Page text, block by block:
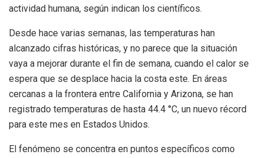
actividad humana, según indican los científicos.
Desde hace varias semanas, las temperaturas han
alcanzado cifras históricas, y no parece que la situación
vaya a mejorar durante el fin de semana, cuando el calor se
espera que se desplace hacia la costa este. En áreas
cercanas a la frontera entre California y Arizona, se han
registrado temperaturas de hasta 44.4 °C, un nuevo récord
para este mes en Estados Unidos.
El fenómeno se concentra en puntos específicos como